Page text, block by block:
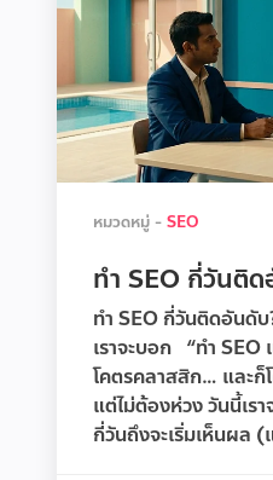
หมวดหมู่ - SEO
ทำ SEO กี่วันติ
ทำ SEO กี่วันติดอันดั
เราจะบอก “ทำ SEO
โคตรคลาสสิก… และก็
แต่ไม่ต้องห่วง วันนี้เรา
กี่วันถึงจะเริ่มเห็นผล